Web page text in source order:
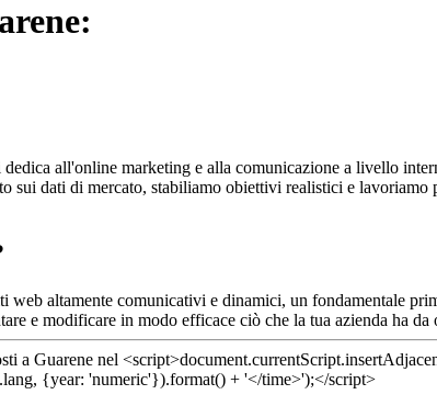
dedica all'online marketing e alla comunicazione a livello
sui dati di mercato, stabiliamo obiettivi realistici e lavoriamo
web altamente comunicativi e dinamici, un fondamentale
e modificare in modo efficace ciò che la tua azienda ha da